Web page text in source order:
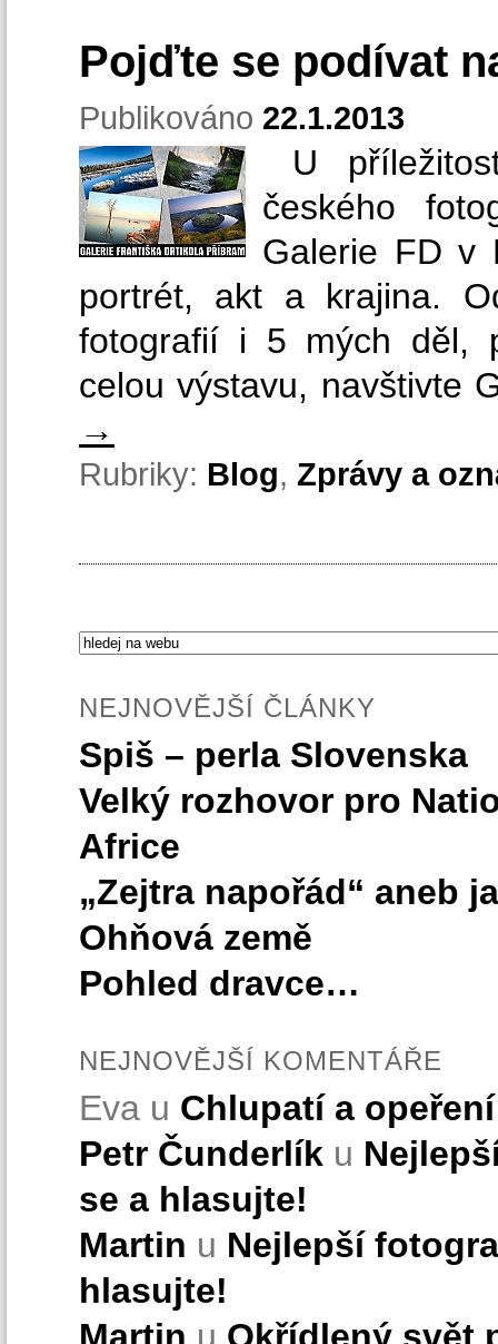
Pojďte se podívat
Publikováno 22.1.2013
U
českého
Galerie FD v
portrét, akt a krajina.
fotografií i 5 mých děl,
celou výstavu, navštivte
→
Rubriky: Blog, Zprávy a
NEJNOVĚJŠÍ ČLÁNKY
Spiš – perla Slovenska
Velký rozhovor pro
Africe
„Zejtra napořád“ aneb
Ohňová země
Pohled dravce…
NEJNOVĚJŠÍ KOMENTÁŘE
Eva u Chlupatí a
Petr Čunderlík u
se a hlasujte!
Martin u Nejlepší
hlasujte!
Martin u Okřídlený svět